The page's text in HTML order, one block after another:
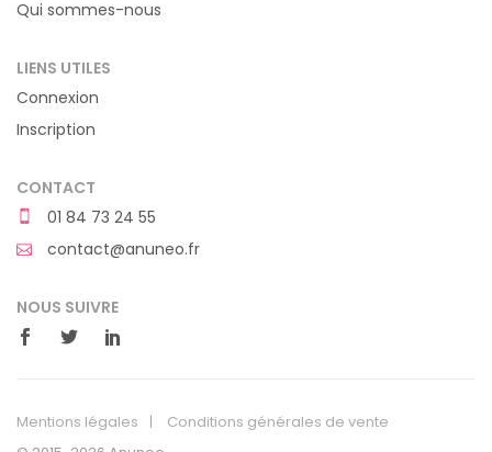
Qui sommes-nous
LIENS UTILES
Connexion
Inscription
CONTACT
01 84 73 24 55
contact@anuneo.fr
NOUS SUIVRE
Mentions légales
Conditions générales de vente